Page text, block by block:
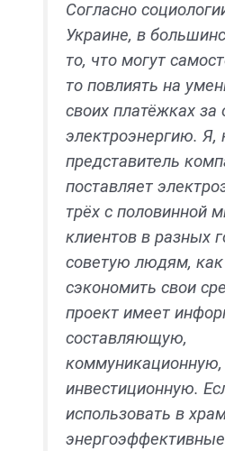
Согласно
Украине, в
то, что могут
то повлиять на
своих платёжках за
электроэнергию. Я,
представитель
поставляет
трёх с половинной
клиентов в разных
советую людям,
сэкономить свои
проект имеет
составляющую,
инвестиционную.
использовать в